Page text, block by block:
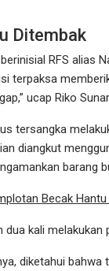
Ditembak
RFS alias
terpaksa
ucap Riko
tersangka
diangkut
barang
Becak
dua kali
diketahui